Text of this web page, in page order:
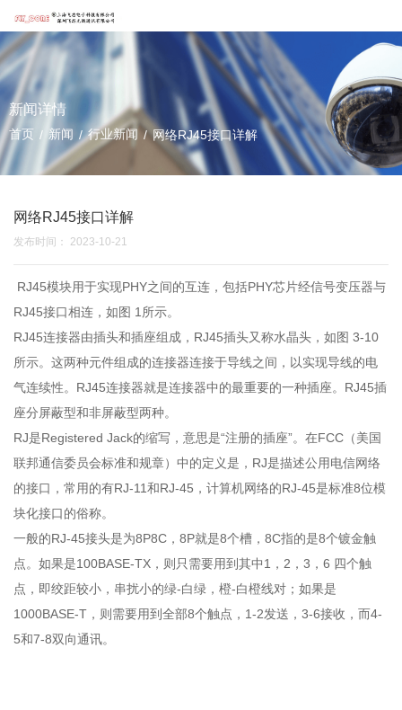
新闻详情
首页 / 新闻 /行业新闻 /网络RJ45接口详解
网络RJ45接口详解
发布时间： 2023-10-21
RJ45模块用于实现PHY之间的互连，包括PHY芯片经信号变压器与
RJ45接口相连，如图 1所示。
RJ45连接器由插头和插座组成，RJ45插头又称水晶头，如图 3-10
所示。这两种元件组成的连接器连接于导线之间，以实现导线的电
气连续性。RJ45连接器就是连接器中的最重要的一种插座。RJ45插
座分屏蔽型和非屏蔽型两种。
RJ是Registered Jack的缩写，意思是“注册的插座”。在FCC（美国
联邦通信委员会标准和规章）中的定义是，RJ是描述公用电信网络
的接口，常用的有RJ-11和RJ-45，计算机网络的RJ-45是标准8位模
块化接口的俗称。
一般的RJ-45接头是为8P8C，8P就是8个槽，8C指的是8个镀金触
点。如果是100BASE-TX，则只需要用到其中1，2，3，6 四个触
点，即绞距较小，串扰小的绿-白绿，橙-白橙线对；如果是
1000BASE-T，则需要用到全部8个触点，1-2发送，3-6接收，而4-
5和7-8双向通讯。